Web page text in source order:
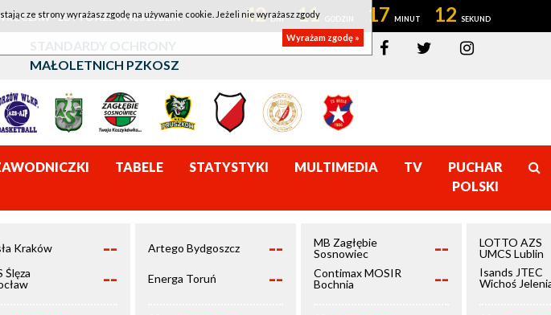
- LOTTO AZS UMCS LUBLIN 42 11 17 11
STANDARDY OCHRONY
MAŁOLETNICH PZKOSZ
TABELE STATYSTYKI MULTIMEDIA TV
PUCHAR
POLSKI
Kraków --
Ślęza
--
Artego Bydgoszcz --
Energa Toruń --
MB Zagłębie
Sosnowiec
--
Contimax MOSIR
Bochnia
--
LOTTO AZS
UMCS Lublin
Isands JTEC
Wichoś
ze strony wyrażasz zgodę na używanie cookie. Jeżeli nie wyrażasz zgody
Wyrażam zgodę »